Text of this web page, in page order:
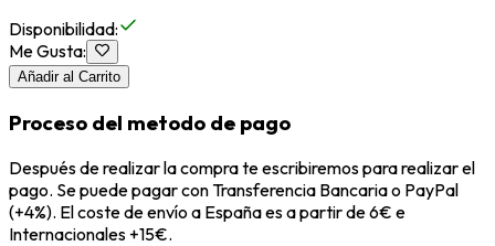
Disponibilidad:
Me Gusta:
Añadir al Carrito
Proceso del metodo de pago
Después de realizar la compra te escribiremos para realizar el
pago. Se puede pagar con Transferencia Bancaria o PayPal
(+4%). El coste de envío a España es a partir de 6€ e
Internacionales +15€.